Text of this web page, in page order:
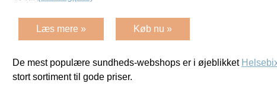
Læs mere » Køb nu »
De mest populære sundheds-webshops er i øjeblikket
stort sortiment til gode priser.